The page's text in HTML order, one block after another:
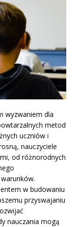
wyzwaniem dla
metod
uczniów i
nauczyciele
od różnorodnych
w budowaniu
przyswajaniu
nauczania mogą